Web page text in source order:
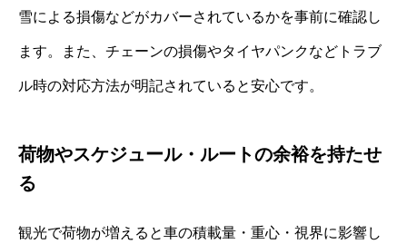
雪による損傷などがカバーされているかを事前に確認し
ます。また、チェーンの損傷やタイヤパンクなどトラブ
ル時の対応方法が明記されていると安心です。
荷物やスケジュール・ルートの余裕を持たせ
る
観光で荷物が増えると車の積載量・重心・視界に影響し